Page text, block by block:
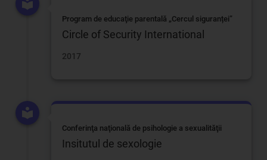
Program de educaţie parentală „Cercul siguranței”
Circle of Security International
2017
Conferinţa naţională de psihologie a sexualităţii
Insitutul de sexologie